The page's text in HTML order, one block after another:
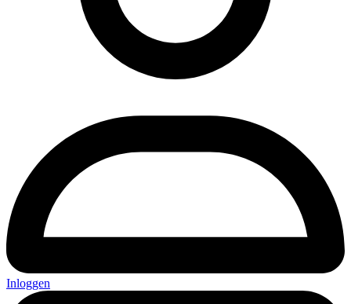
Inloggen